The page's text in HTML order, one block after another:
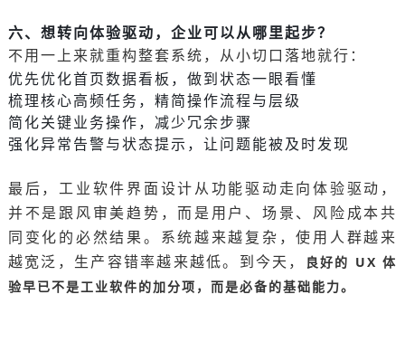
六、想转向体验驱动，企业可以从哪里起步？
不用一上来就重构整套系统，从小切口落地就行：
优先优化首页数据看板，做到状态一眼看懂
梳理核心高频任务，精简操作流程与层级
简化关键业务操作，减少冗余步骤
强化异常告警与状态提示，让问题能被及时发现
最后，工业软件界面设计从功能驱动走向体验驱动，
并不是跟风审美趋势，而是用户、场景、风险成本共
同变化的必然结果。系统越来越复杂，使用人群越来
越宽泛，生产容错率越来越低。到今天，
良好的 UX 体
验早已不是工业软件的加分项，而是必备的基础能力。